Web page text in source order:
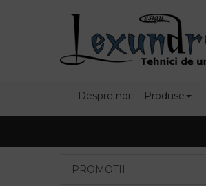
Despre noi Produse
PROMOTII